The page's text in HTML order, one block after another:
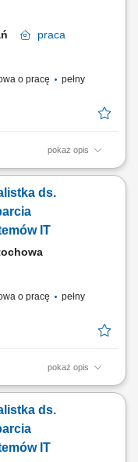
praca
o pracę
pełny
pokaż opis
w trybie
celem zapewnienia
incydentów w
związanych z tym prac,
ds.
IT
o pracę
pełny
pokaż opis
problemów
i aktualizacja
sprzętu
Dbanie o sprawne
ds.
IT